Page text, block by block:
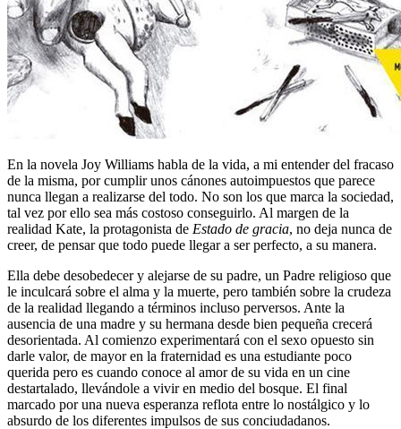
En la novela Joy Williams habla de la vida, a mi entender del fracaso
de la misma, por cumplir unos cánones autoimpuestos que parece
nunca llegan a realizarse del todo. No son los que marca la sociedad,
tal vez por ello sea más costoso conseguirlo. Al margen de la
realidad Kate, la protagonista de Estado de gracia, no deja nunca de
creer, de pensar que todo puede llegar a ser perfecto, a su manera.
Ella debe desobedecer y alejarse de su padre, un Padre religioso que
le inculcará sobre el alma y la muerte, pero también sobre la crudeza
de la realidad llegando a términos incluso perversos. Ante la
ausencia de una madre y su hermana desde bien pequeña crecerá
desorientada. Al comienzo experimentará con el sexo opuesto sin
darle valor, de mayor en la fraternidad es una estudiante poco
querida pero es cuando conoce al amor de su vida en un cine
destartalado, llevándole a vivir en medio del bosque. El final
marcado por una nueva esperanza reflota entre lo nostálgico y lo
absurdo de los diferentes impulsos de sus conciudadanos.